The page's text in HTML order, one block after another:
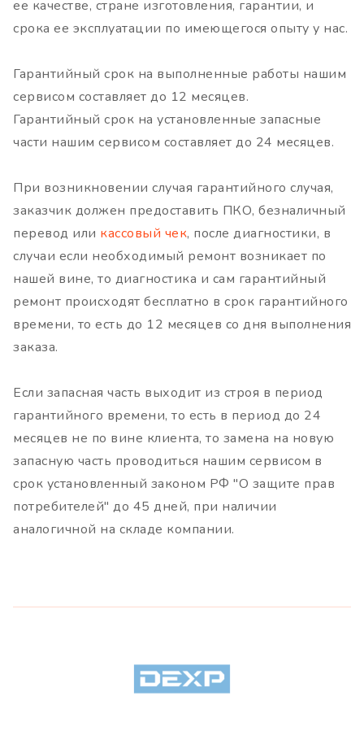
ее качестве, стране изготовления, гарантии, и
срока ее эксплуатации по имеющегося опыту у нас.
Гарантийный срок на выполненные работы нашим
сервисом составляет до 12 месяцев.
Гарантийный срок на установленные запасные
части нашим сервисом составляет до 24 месяцев.
При возникновении случая гарантийного случая,
заказчик должен предоставить ПКО, безналичный
перевод или кассовый чек, после диагностики, в
случаи если необходимый ремонт возникает по
нашей вине, то диагностика и сам гарантийный
ремонт происходят бесплатно в срок гарантийного
времени, то есть до 12 месяцев со дня выполнения
заказа.
Если запасная часть выходит из строя в период
гарантийного времени, то есть в период до 24
месяцев не по вине клиента, то замена на новую
запасную часть проводиться нашим сервисом в
срок установленный законом РФ "О защите прав
потребителей" до 45 дней, при наличии
аналогичной на складе компании.